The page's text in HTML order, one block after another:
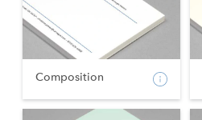
Composition